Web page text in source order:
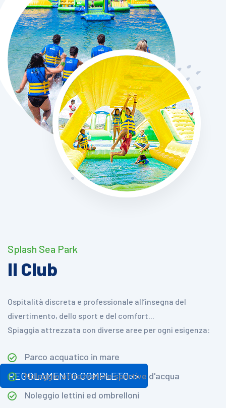
REGOLAMENTO COMPLETO>>
Splash Sea Park
Il Club
Ospitalità discreta e professionale all’insegna del
divertimento, dello sport e del comfort...
Spiaggia attrezzata con diverse aree per ogni esigenza:
Parco acquatico in mare
Noleggio attrezzature sportive d'acqua
Noleggio lettini ed ombrelloni